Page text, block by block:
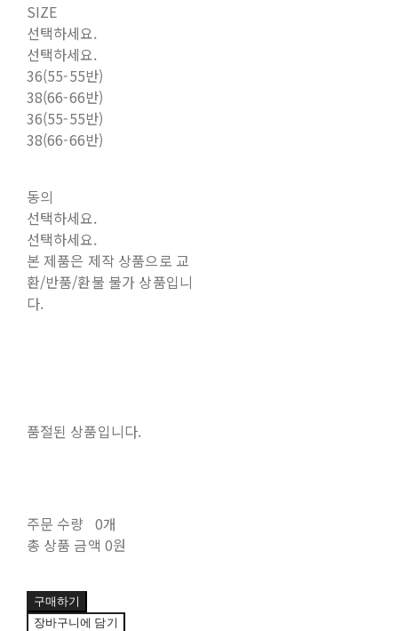
SIZE
선택하세요.
선택하세요.
36(55-55반)
38(66-66반)
36(55-55반)
38(66-66반)
동의
선택하세요.
선택하세요.
본 제품은 제작 상품으로 교
환/반품/환불 불가 상품입니
다.
품절된 상품입니다.
주문 수량 0개
총 상품 금액 0원
구매하기
장바구니에 담기